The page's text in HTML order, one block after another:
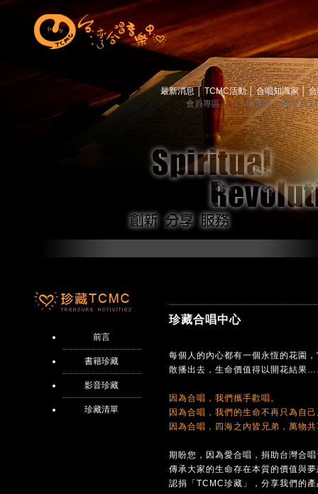
最新消息 TCMC活動│ 合唱知識家│
會員專區│ TCMC會訊│ 關於
前言
書籍珍藏
影音珍藏
珍藏清單
珍藏合唱中心
每個人的內心都有一個永恆的花園
散播出去，生命價值得以開花結果
因為合唱，我們攜手歡唱。
因為合唱，我們的生命不再只為自
因為合唱，四海之內皆兄弟，萬物
期盼您，因為愛合唱，捐助台灣合
傳承大家的生命存在本質的價值與
認捐「TCMC珍藏」，分享我們的